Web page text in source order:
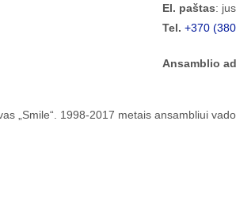
El. paštas:
Tel. +370
Ansamblio
1998-2017 metais ansambliui